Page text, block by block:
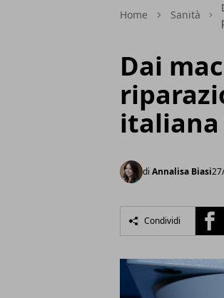
Home Sanità
Dai
di Annalisa Biasi
Condividi